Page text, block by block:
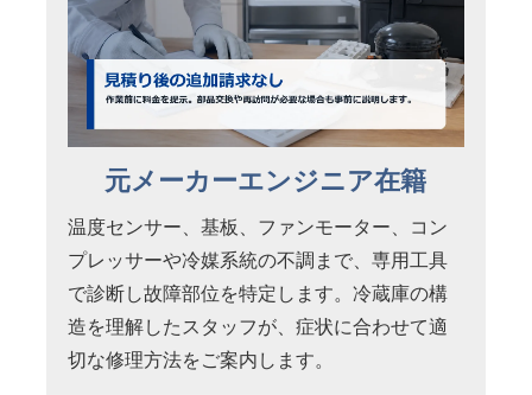
元メーカーエンジニア在籍
温度センサー、基板、ファンモーター、コン
プレッサーや冷媒系統の不調まで、専用工具
で診断し故障部位を特定します。冷蔵庫の構
造を理解したスタッフが、症状に合わせて適
切な修理方法をご案内します。